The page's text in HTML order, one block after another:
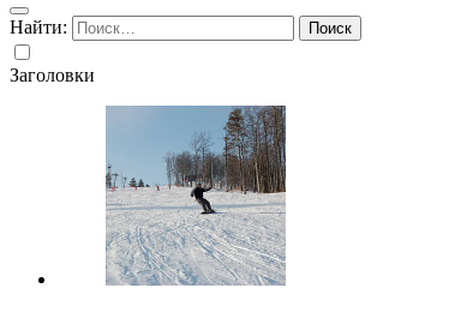
Найти:
Заголовки